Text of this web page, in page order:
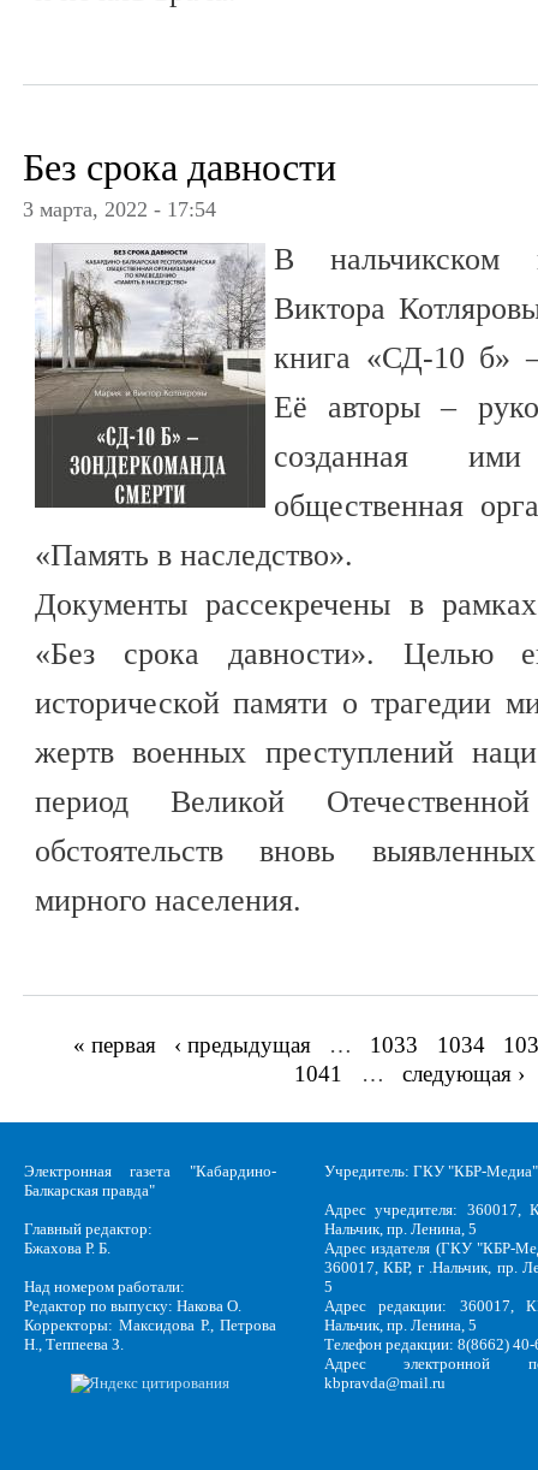
Без срока давности
3 марта, 2022 - 17:54
В нальчикском
Виктора
книга «СД-10 б»
Её авторы –
созданная ими
общественная
«Память в наследство».
Документы рассекречены в
«Без срока давности». Целью
исторической памяти о трагедии
жертв военных преступлений
период Великой
обстоятельств вновь
мирного населения.
Страницы
« первая ‹ предыдущая … 1033 1034
1041
… следующая ›
Электронная газета "Кабардино-
Балкарская правда"
Главный редактор:
Бжахова Р. Б.
Над номером работали:
Редактор по выпуску: Накова О.
Корректоры: Максидова Р., Петрова
Н., Теппеева З.
Учредитель: ГКУ "КБР-Медиа"
Адрес учредителя: 360017,
Нальчик, пр. Ленина, 5
Адрес издателя (ГКУ "КБР-
360017, КБР, г .Нальчик, пр.
5
Адрес редакции: 360017,
Нальчик, пр. Ленина, 5
Телефон редакции: 8(8662)
Адрес электронной
kbpravda@mail.ru